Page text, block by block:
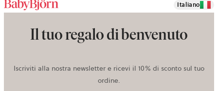
Italiano
Il tuo regalo di benvenuto
Iscriviti alla nostra newsletter e ricevi il 10% di sconto sul tuo
ordine.